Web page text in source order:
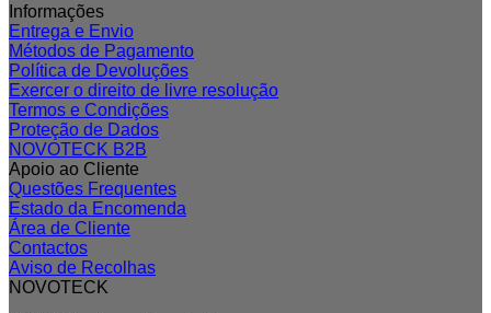
Informações
Entrega e Envio
Métodos de Pagamento
Política de Devoluções
Exercer o direito de livre resolução
Termos e Condições
Proteção de Dados
NOVOTECK B2B
Apoio ao Cliente
Questões Frequentes
Estado da Encomenda
Área de Cliente
Contactos
Aviso de Recolhas
NOVOTECK